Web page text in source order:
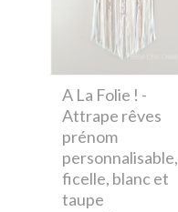
A La Folie ! -
Attrape rêves
prénom
personnalisable,
ficelle, blanc et
taupe